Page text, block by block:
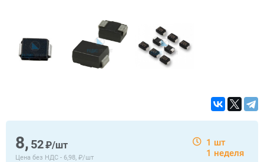
8, 52₽/шт
Цена без НДС - 6,98, ₽/шт
1 шт
1 неделя